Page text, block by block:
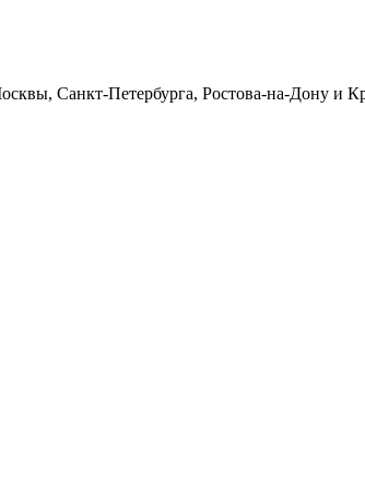
Санкт-Петербурга, Ростова-на-Дону и